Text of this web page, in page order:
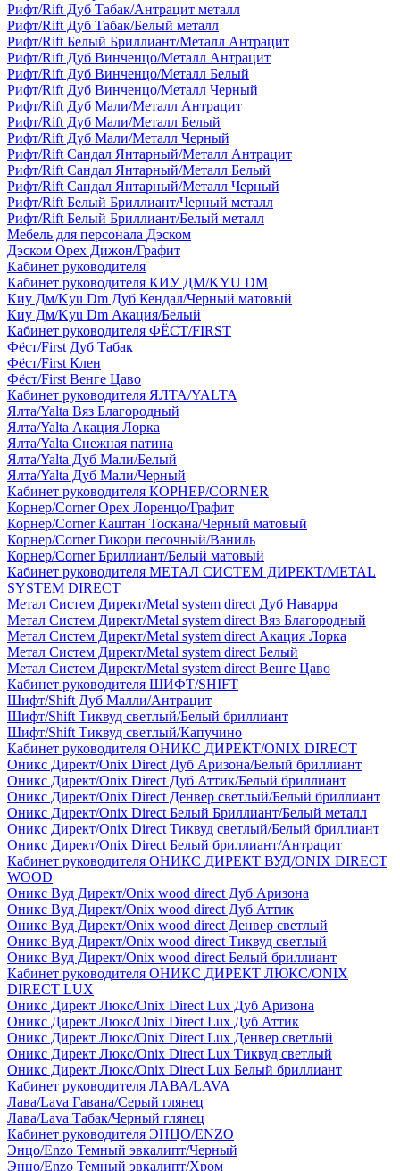
Рифт/Rift Дуб Табак/Антрацит металл
Рифт/Rift Дуб Табак/Белый металл
Рифт/Rift Белый Бриллиант/Металл Антрацит
Рифт/Rift Дуб Винченцо/Металл Антрацит
Рифт/Rift Дуб Винченцо/Металл Белый
Рифт/Rift Дуб Винченцо/Металл Черный
Рифт/Rift Дуб Мали/Металл Антрацит
Рифт/Rift Дуб Мали/Металл Белый
Рифт/Rift Дуб Мали/Металл Черный
Рифт/Rift Сандал Янтарный/Металл Антрацит
Рифт/Rift Сандал Янтарный/Металл Белый
Рифт/Rift Сандал Янтарный/Металл Черный
Рифт/Rift Белый Бриллиант/Черный металл
Рифт/Rift Белый Бриллиант/Белый металл
Мебель для персонала Дэском
Дэском Орех Дижон/Графит
Кабинет руководителя
Кабинет руководителя КИУ ДМ/KYU DM
Киу Дм/Kyu Dm Дуб Кендал/Черный матовый
Киу Дм/Kyu Dm Акация/Белый
Кабинет руководителя ФЁСТ/FIRST
Фёст/First Дуб Табак
Фёст/First Клен
Фёст/First Венге Цаво
Кабинет руководителя ЯЛТА/YALTA
Ялта/Yalta Вяз Благородный
Ялта/Yalta Акация Лорка
Ялта/Yalta Снежная патина
Ялта/Yalta Дуб Мали/Белый
Ялта/Yalta Дуб Мали/Черный
Кабинет руководителя КОРНЕР/CORNER
Корнер/Corner Орех Лоренцо/Графит
Корнер/Corner Каштан Тоскана/Черный матовый
Корнер/Corner Гикори песочный/Ваниль
Корнер/Corner Бриллиант/Белый матовый
Кабинет руководителя МЕТАЛ СИСТЕМ ДИРЕКТ/METAL
SYSTEM DIRECT
Метал Систем Директ/Metal system direct Дуб Наварра
Метал Систем Директ/Metal system direct Вяз Благородный
Метал Систем Директ/Metal system direct Акация Лорка
Метал Систем Директ/Metal system direct Белый
Метал Систем Директ/Metal system direct Венге Цаво
Кабинет руководителя ШИФТ/SHIFT
Шифт/Shift Дуб Малли/Антрацит
Шифт/Shift Тиквуд светлый/Белый бриллиант
Шифт/Shift Тиквуд светлый/Капучино
Кабинет руководителя ОНИКС ДИРЕКТ/ONIX DIRECT
Оникс Директ/Onix Direct Дуб Аризона/Белый бриллиант
Оникс Директ/Onix Direct Дуб Аттик/Белый бриллиант
Оникс Директ/Onix Direct Денвер светлый/Белый бриллиант
Оникс Директ/Onix Direct Белый Бриллиант/Белый металл
Оникс Директ/Onix Direct Тиквуд светлый/Белый бриллиант
Оникс Директ/Onix Direct Белый бриллиант/Антрацит
Кабинет руководителя ОНИКС ДИРЕКТ ВУД/ONIX DIRECT
WOOD
Оникс Вуд Директ/Onix wood direct Дуб Аризона
Оникс Вуд Директ/Onix wood direct Дуб Аттик
Оникс Вуд Директ/Onix wood direct Денвер светлый
Оникс Вуд Директ/Onix wood direct Тиквуд светлый
Оникс Вуд Директ/Onix wood direct Белый бриллиант
Кабинет руководителя ОНИКС ДИРЕКТ ЛЮКС/ONIX
DIRECT LUX
Оникс Директ Люкс/Onix Direct Lux Дуб Аризона
Оникс Директ Люкс/Onix Direct Lux Дуб Аттик
Оникс Директ Люкс/Onix Direct Lux Денвер светлый
Оникс Директ Люкс/Onix Direct Lux Тиквуд светлый
Оникс Директ Люкс/Onix Direct Lux Белый бриллиант
Кабинет руководителя ЛАВА/LAVA
Лава/Lava Гавана/Серый глянец
Лава/Lava Табак/Черный глянец
Кабинет руководителя ЭНЦО/ENZO
Энцо/Enzo Темный эвкалипт/Черный
Энцо/Enzo Темный эвкалипт/Хром